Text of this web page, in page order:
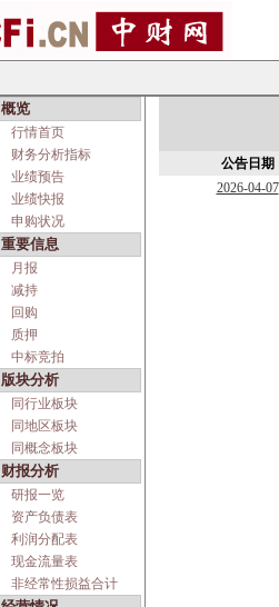
概览
行情首页
财务分析指标
业绩预告
业绩快报
申购状况
重要信息
月报
减持
回购
质押
中标竞拍
版块分析
同行业板块
同地区板块
同概念板块
财报分析
研报一览
资产负债表
利润分配表
现金流量表
非经常性损益合计
公告日期
2026-04-07